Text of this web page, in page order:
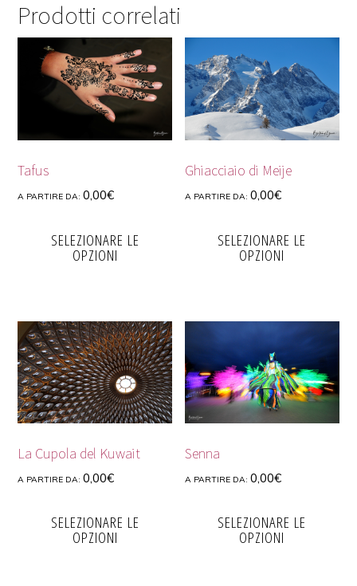
Prodotti correlati
Tafus
A PARTIRE DA:0,00€
SELEZIONARE LE
OPZIONI
Ghiacciaio di Meije
A PARTIRE DA:0,00€
SELEZIONARE LE
OPZIONI
La Cupola del Kuwait
A PARTIRE DA:0,00€
SELEZIONARE LE
OPZIONI
Senna
A PARTIRE DA:0,00€
SELEZIONARE LE
OPZIONI